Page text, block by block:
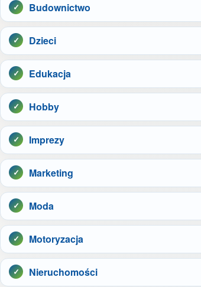
Budownictwo
Dzieci
Edukacja
Hobby
Imprezy
Marketing
Moda
Motoryzacja
Nieruchomości